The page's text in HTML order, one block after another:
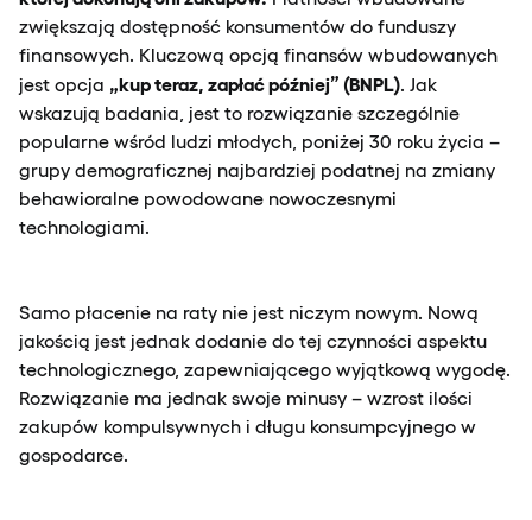
zwiększają dostępność konsumentów do funduszy
finansowych. Kluczową opcją finansów wbudowanych
jest opcja „kup teraz, zapłać później” (BNPL). Jak
wskazują badania, jest to rozwiązanie szczególnie
popularne wśród ludzi młodych, poniżej 30 roku życia –
grupy demograficznej najbardziej podatnej na zmiany
behawioralne powodowane nowoczesnymi
technologiami.
Samo płacenie na raty nie jest niczym nowym. Nową
jakością jest jednak dodanie do tej czynności aspektu
technologicznego, zapewniającego wyjątkową wygodę.
Rozwiązanie ma jednak swoje minusy – wzrost ilości
zakupów kompulsywnych i długu konsumpcyjnego w
gospodarce.